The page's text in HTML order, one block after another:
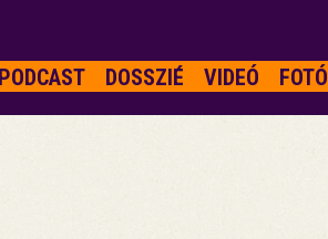
PODCAST DOSSZIÉ VIDEÓ FOTÓ